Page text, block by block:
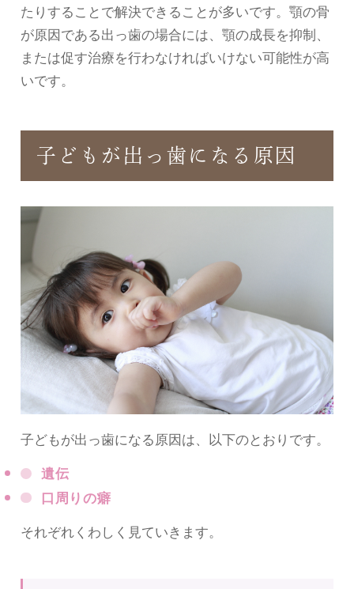
たりすることで解決できることが多いです。顎の骨
が原因である出っ歯の場合には、顎の成長を抑制、
または促す治療を行わなければいけない可能性が高
いです。
子どもが出っ歯になる原因
子どもが出っ歯になる原因は、以下のとおりです。
遺伝
口周りの癖
それぞれくわしく見ていきます。